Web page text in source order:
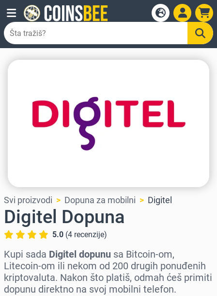
Svi proizvodi Dopuna za mobilni Digitel
Digitel Dopuna
5.0 (4 recenzije)
Kupi sada Digitel dopunu sa Bitcoin-om,
Litecoin-om ili nekom od 200 drugih ponuđenih
kriptovaluta. Nakon što platiš, odmah ćeš primiti
dopunu direktno na svoj mobilni telefon.